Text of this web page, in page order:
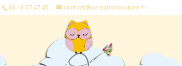
06 18 57 47 45 contact@ocreationcouture.fr